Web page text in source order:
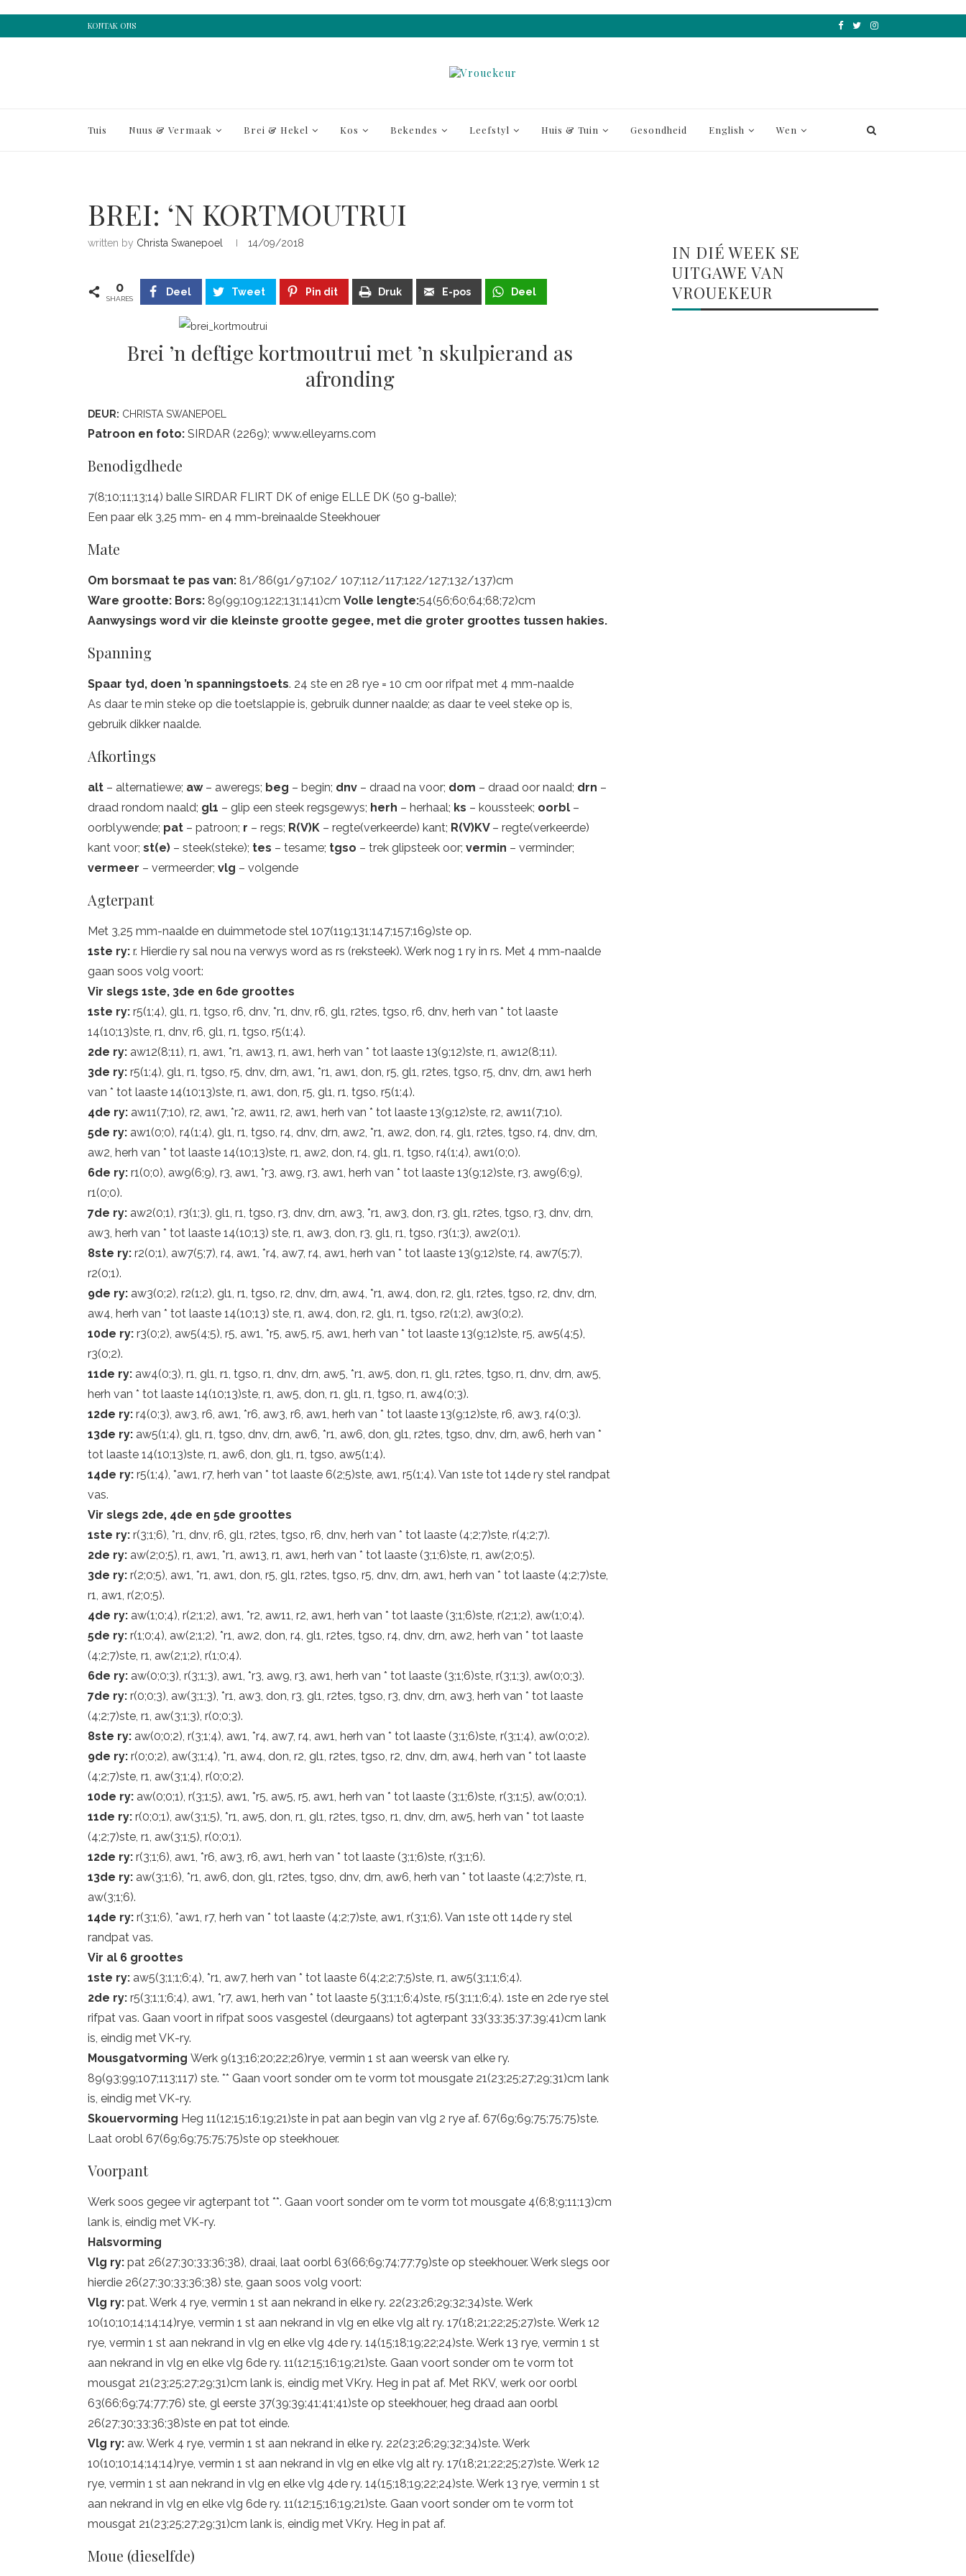
KONTAK ONS
Tuis Nuus & Vermaak Brei & Hekel Kos Bekendes Leefstyl Huis & Tuin Gesondheid English Wen
BREI: ‘N KORTMOUTRUI
written by Christa Swanepoel 14/09/2018
0
SHARES
Deel Tweet Pin dit Druk E-pos Deel
Brei ’n deftige kortmoutrui met ’n skulpierand as
afronding
DEUR: CHRISTA SWANEPOEL
Patroon en foto: SIRDAR (2269); www.elleyarns.com
Benodigdhede
7(8;10;11;13;14) balle SIRDAR FLIRT DK of enige ELLE DK (50 g-balle);
Een paar elk 3,25 mm- en 4 mm-breinaalde Steekhouer
Mate
Om borsmaat te pas van: 81/86(91/97;102/ 107;112/117;122/127;132/137)cm
Ware grootte: Bors: 89(99;109;122;131;141)cm Volle lengte:54(56;60;64;68;72)cm
Aanwysings word vir die kleinste grootte gegee, met die groter groottes tussen hakies.
Spanning
Spaar tyd, doen ’n spanningstoets. 24 ste en 28 rye = 10 cm oor rifpat met 4 mm-naalde
As daar te min steke op die toetslappie is, gebruik dunner naalde; as daar te veel steke op is,
gebruik dikker naalde.
Afkortings
alt – alternatiewe; aw – aweregs; beg – begin; dnv – draad na voor; dom – draad oor naald; drn –
draad rondom naald; gl1 – glip een steek regsgewys; herh – herhaal; ks – koussteek; oorbl –
oorblywende; pat – patroon; r – regs; R(V)K – regte(verkeerde) kant; R(V)KV – regte(verkeerde)
kant voor; st(e) – steek(steke); tes – tesame; tgso – trek glipsteek oor; vermin – verminder;
vermeer – vermeerder; vlg – volgende
Agterpant
Met 3,25 mm-naalde en duimmetode stel 107(119;131;147;157;169)ste op.
1ste ry: r. Hierdie ry sal nou na verwys word as rs (reksteek). Werk nog 1 ry in rs. Met 4 mm-naalde
gaan soos volg voort:
Vir slegs 1ste, 3de en 6de groottes
1ste ry: r5(1;4), gl1, r1, tgso, r6, dnv, *r1, dnv, r6, gl1, r2tes, tgso, r6, dnv, herh van * tot laaste
14(10;13)ste, r1, dnv, r6, gl1, r1, tgso, r5(1;4).
2de ry: aw12(8;11), r1, aw1, *r1, aw13, r1, aw1, herh van * tot laaste 13(9;12)ste, r1, aw12(8;11).
3de ry: r5(1;4), gl1, r1, tgso, r5, dnv, drn, aw1, *r1, aw1, don, r5, gl1, r2tes, tgso, r5, dnv, drn, aw1 herh
van * tot laaste 14(10;13)ste, r1, aw1, don, r5, gl1, r1, tgso, r5(1;4).
4de ry: aw11(7;10), r2, aw1, *r2, aw11, r2, aw1, herh van * tot laaste 13(9;12)ste, r2, aw11(7;10).
5de ry: aw1(0;0), r4(1;4), gl1, r1, tgso, r4, dnv, drn, aw2, *r1, aw2, don, r4, gl1, r2tes, tgso, r4, dnv, drn,
aw2, herh van * tot laaste 14(10;13)ste, r1, aw2, don, r4, gl1, r1, tgso, r4(1;4), aw1(0;0).
6de ry: r1(0;0), aw9(6;9), r3, aw1, *r3, aw9, r3, aw1, herh van * tot laaste 13(9;12)ste, r3, aw9(6;9),
r1(0;0).
7de ry: aw2(0;1), r3(1;3), gl1, r1, tgso, r3, dnv, drn, aw3, *r1, aw3, don, r3, gl1, r2tes, tgso, r3, dnv, drn,
aw3, herh van * tot laaste 14(10;13) ste, r1, aw3, don, r3, gl1, r1, tgso, r3(1;3), aw2(0;1).
8ste ry: r2(0;1), aw7(5;7), r4, aw1, *r4, aw7, r4, aw1, herh van * tot laaste 13(9;12)ste, r4, aw7(5;7),
r2(0;1).
9de ry: aw3(0;2), r2(1;2), gl1, r1, tgso, r2, dnv, drn, aw4, *r1, aw4, don, r2, gl1, r2tes, tgso, r2, dnv, drn,
aw4, herh van * tot laaste 14(10;13) ste, r1, aw4, don, r2, gl1, r1, tgso, r2(1;2), aw3(0;2).
10de ry: r3(0;2), aw5(4;5), r5, aw1, *r5, aw5, r5, aw1, herh van * tot laaste 13(9;12)ste, r5, aw5(4;5),
r3(0;2).
11de ry: aw4(0;3), r1, gl1, r1, tgso, r1, dnv, drn, aw5, *r1, aw5, don, r1, gl1, r2tes, tgso, r1, dnv, drn, aw5,
herh van * tot laaste 14(10;13)ste, r1, aw5, don, r1, gl1, r1, tgso, r1, aw4(0;3).
12de ry: r4(0;3), aw3, r6, aw1, *r6, aw3, r6, aw1, herh van * tot laaste 13(9;12)ste, r6, aw3, r4(0;3).
13de ry: aw5(1;4), gl1, r1, tgso, dnv, drn, aw6, *r1, aw6, don, gl1, r2tes, tgso, dnv, drn, aw6, herh van *
tot laaste 14(10;13)ste, r1, aw6, don, gl1, r1, tgso, aw5(1;4).
14de ry: r5(1;4), *aw1, r7, herh van * tot laaste 6(2;5)ste, aw1, r5(1;4). Van 1ste tot 14de ry stel randpat
vas.
Vir slegs 2de, 4de en 5de groottes
1ste ry: r(3;1;6), *r1, dnv, r6, gl1, r2tes, tgso, r6, dnv, herh van * tot laaste (4;2;7)ste, r(4;2;7).
2de ry: aw(2;0;5), r1, aw1, *r1, aw13, r1, aw1, herh van * tot laaste (3;1;6)ste, r1, aw(2;0;5).
3de ry: r(2;0;5), aw1, *r1, aw1, don, r5, gl1, r2tes, tgso, r5, dnv, drn, aw1, herh van * tot laaste (4;2;7)ste,
r1, aw1, r(2;0;5).
4de ry: aw(1;0;4), r(2;1;2), aw1, *r2, aw11, r2, aw1, herh van * tot laaste (3;1;6)ste, r(2;1;2), aw(1;0;4).
5de ry: r(1;0;4), aw(2;1;2), *r1, aw2, don, r4, gl1, r2tes, tgso, r4, dnv, drn, aw2, herh van * tot laaste
(4;2;7)ste, r1, aw(2;1;2), r(1;0;4).
6de ry: aw(0;0;3), r(3;1;3), aw1, *r3, aw9, r3, aw1, herh van * tot laaste (3;1;6)ste, r(3;1;3), aw(0;0;3).
7de ry: r(0;0;3), aw(3;1;3), *r1, aw3, don, r3, gl1, r2tes, tgso, r3, dnv, drn, aw3, herh van * tot laaste
(4;2;7)ste, r1, aw(3;1;3), r(0;0;3).
8ste ry: aw(0;0;2), r(3;1;4), aw1, *r4, aw7, r4, aw1, herh van * tot laaste (3;1;6)ste, r(3;1;4), aw(0;0;2).
9de ry: r(0;0;2), aw(3;1;4), *r1, aw4, don, r2, gl1, r2tes, tgso, r2, dnv, drn, aw4, herh van * tot laaste
(4;2;7)ste, r1, aw(3;1;4), r(0;0;2).
10de ry: aw(0;0;1), r(3;1;5), aw1, *r5, aw5, r5, aw1, herh van * tot laaste (3;1;6)ste, r(3;1;5), aw(0;0;1).
11de ry: r(0;0;1), aw(3;1;5), *r1, aw5, don, r1, gl1, r2tes, tgso, r1, dnv, drn, aw5, herh van * tot laaste
(4;2;7)ste, r1, aw(3;1;5), r(0;0;1).
12de ry: r(3;1;6), aw1, *r6, aw3, r6, aw1, herh van * tot laaste (3;1;6)ste, r(3;1;6).
13de ry: aw(3;1;6), *r1, aw6, don, gl1, r2tes, tgso, dnv, drn, aw6, herh van * tot laaste (4;2;7)ste, r1,
aw(3;1;6).
14de ry: r(3;1;6), *aw1, r7, herh van * tot laaste (4;2;7)ste, aw1, r(3;1;6). Van 1ste ott 14de ry stel
randpat vas.
Vir al 6 groottes
1ste ry: aw5(3;1;1;6;4), *r1, aw7, herh van * tot laaste 6(4;2;2;7;5)ste, r1, aw5(3;1;1;6;4).
2de ry: r5(3;1;1;6;4), aw1, *r7, aw1, herh van * tot laaste 5(3;1;1;6;4)ste, r5(3;1;1;6;4). 1ste en 2de rye stel
rifpat vas. Gaan voort in rifpat soos vasgestel (deurgaans) tot agterpant 33(33;35;37;39;41)cm lank
is, eindig met VK-ry.
Mousgatvorming Werk 9(13;16;20;22;26)rye, vermin 1 st aan weersk van elke ry.
89(93;99;107;113;117) ste. ** Gaan voort sonder om te vorm tot mousgate 21(23;25;27;29;31)cm lank
is, eindig met VK-ry.
Skouervorming Heg 11(12;15;16;19;21)ste in pat aan begin van vlg 2 rye af. 67(69;69;75;75;75)ste.
Laat orobl 67(69;69;75;75;75)ste op steekhouer.
Voorpant
Werk soos gegee vir agterpant tot **. Gaan voort sonder om te vorm tot mousgate 4(6;8;9;11;13)cm
lank is, eindig met VK-ry.
Halsvorming
Vlg ry: pat 26(27;30;33;36;38), draai, laat oorbl 63(66;69;74;77;79)ste op steekhouer. Werk slegs oor
hierdie 26(27;30;33;36;38) ste, gaan soos volg voort:
Vlg ry: pat. Werk 4 rye, vermin 1 st aan nekrand in elke ry. 22(23;26;29;32;34)ste. Werk
10(10;10;14;14;14)rye, vermin 1 st aan nekrand in vlg en elke vlg alt ry. 17(18;21;22;25;27)ste. Werk 12
rye, vermin 1 st aan nekrand in vlg en elke vlg 4de ry. 14(15;18;19;22;24)ste. Werk 13 rye, vermin 1 st
aan nekrand in vlg en elke vlg 6de ry. 11(12;15;16;19;21)ste. Gaan voort sonder om te vorm tot
mousgat 21(23;25;27;29;31)cm lank is, eindig met VKry. Heg in pat af. Met RKV, werk oor oorbl
63(66;69;74;77;76) ste, gl eerste 37(39;39;41;41;41)ste op steekhouer, heg draad aan oorbl
26(27;30;33;36;38)ste en pat tot einde.
Vlg ry: aw. Werk 4 rye, vermin 1 st aan nekrand in elke ry. 22(23;26;29;32;34)ste. Werk
10(10;10;14;14;14)rye, vermin 1 st aan nekrand in vlg en elke vlg alt ry. 17(18;21;22;25;27)ste. Werk 12
rye, vermin 1 st aan nekrand in vlg en elke vlg 4de ry. 14(15;18;19;22;24)ste. Werk 13 rye, vermin 1 st
aan nekrand in vlg en elke vlg 6de ry. 11(12;15;16;19;21)ste. Gaan voort sonder om te vorm tot
mousgat 21(23;25;27;29;31)cm lank is, eindig met VKry. Heg in pat af.
Moue (dieselfde)
IN DIÉ WEEK SE
UITGAWE VAN
VROUEKEUR